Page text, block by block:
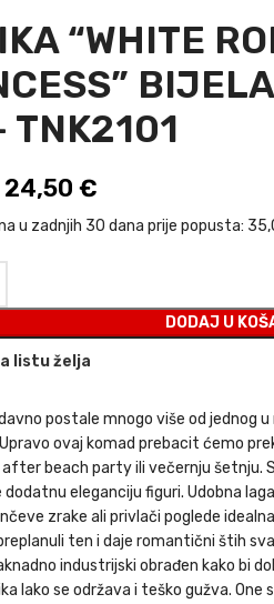
“WHITE
TNK2101
Izvorna cijena bila je:
24,50 €
u zadnjih 30 dana prije popusta:
DODAJ U
listu želja
postale mnogo više od jednog
ovaj komad prebacit ćemo
after beach party ili večernju šetnju.
eleganciju figuri. Udobna
zrake ali privlači poglede
ten i daje romantični štih
industrijski obrađen kako bi
lako se održava i teško gužva. One